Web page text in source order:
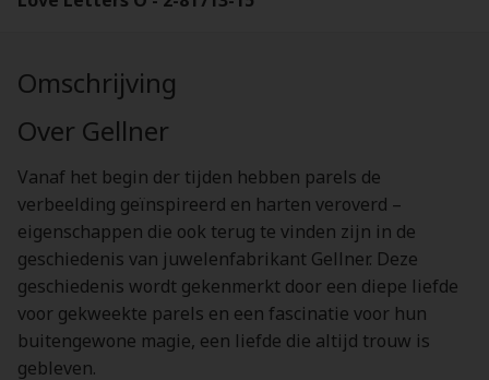
Omschrijving
Over Gellner
Vanaf het begin der tijden hebben parels de
verbeelding geïnspireerd en harten veroverd –
eigenschappen die ook terug te vinden zijn in de
geschiedenis van juwelenfabrikant Gellner. Deze
geschiedenis wordt gekenmerkt door een diepe liefde
voor gekweekte parels en een fascinatie voor hun
buitengewone magie, een liefde die altijd trouw is
gebleven.